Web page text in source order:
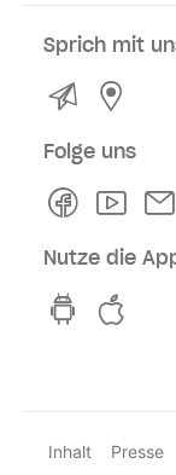
Sprich mit
Kontakt
Folge uns
Facebook
Nutze die
hvv
Inhalt Presse